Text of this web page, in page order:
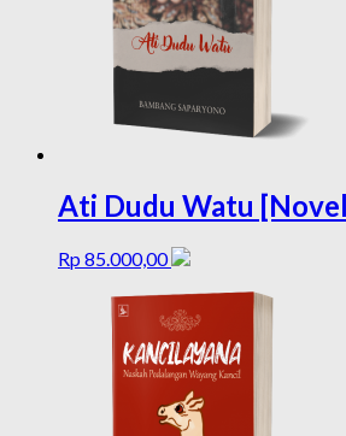
Ati Dudu Watu [Novel
Rp 85.000,00